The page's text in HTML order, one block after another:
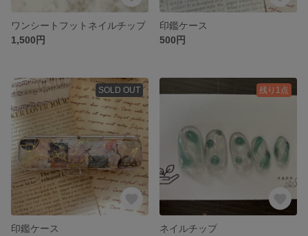
ワンシートフットネイルチップ
1,500円
印鑑ケース
500円
SOLD OUT
印鑑ケース
残り1点
ネイルチップ